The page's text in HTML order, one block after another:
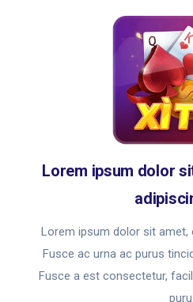
Lorem ipsum dolor
Lorem ipsum dolor sit amet,
Fusce ac urna ac purus
Fusce a est consectetur,